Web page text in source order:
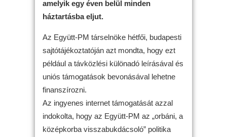
amelyik egy éven belül minden
háztartásba eljut.
Az Együtt-PM társelnöke hétfői, budapesti
sajtótájékoztatóján azt mondta, hogy ezt
például a távközlési különadó leírásával és
uniós támogatások bevonásával lehetne
finanszírozni.
Az ingyenes internet támogatását azzal
indokolta, hogy az Együtt-PM az „orbáni, a
középkorba visszabukdácsoló” politika